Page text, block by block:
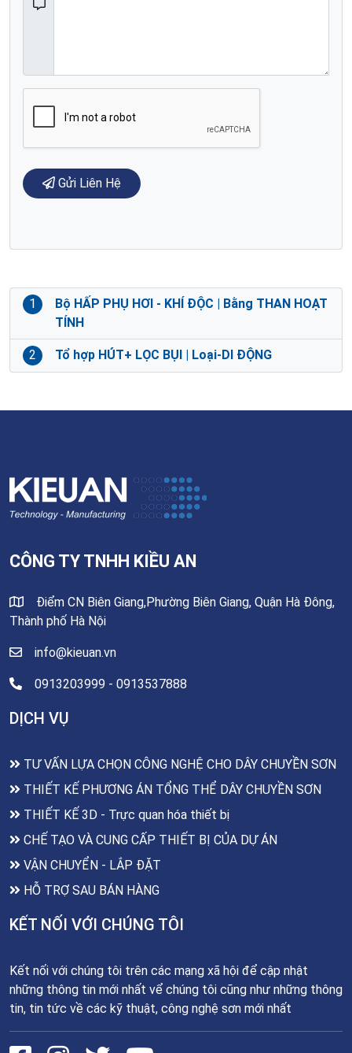
Gửi Liên Hệ
1
Bộ HẤP PHỤ HƠI - KHÍ ĐỘC | Bằng THAN HOẠT
TÍNH
2 Tổ hợp HÚT+ LỌC BỤI | Loại-DI ĐỘNG
CÔNG TY TNHH KIỀU AN
Điểm CN Biên Giang,Phường Biên Giang, Quận Hà Đông,
Thành phố Hà Nội
info@kieuan.vn
0913203999 - 0913537888
DỊCH VỤ
TƯ VẤN LỰA CHỌN CÔNG NGHỆ CHO DÂY CHUYỀN SƠN
THIẾT KẾ PHƯƠNG ÁN TỔNG THỂ DÂY CHUYỀN SƠN
THIẾT KẾ 3D - Trực quan hóa thiết bị
CHẾ TẠO VÀ CUNG CẤP THIẾT BỊ CỦA DỰ ÁN
VẬN CHUYỂN - LẮP ĐẶT
HỖ TRỢ SAU BÁN HÀNG
KẾT NỐI VỚI CHÚNG TÔI
Kết nối với chúng tôi trên các mạng xã hội để cập nhật
những thông tin mới nhất vể chúng tôi cũng như những thông
tin, tin tức về các kỹ thuật, công nghệ sơn mới nhất